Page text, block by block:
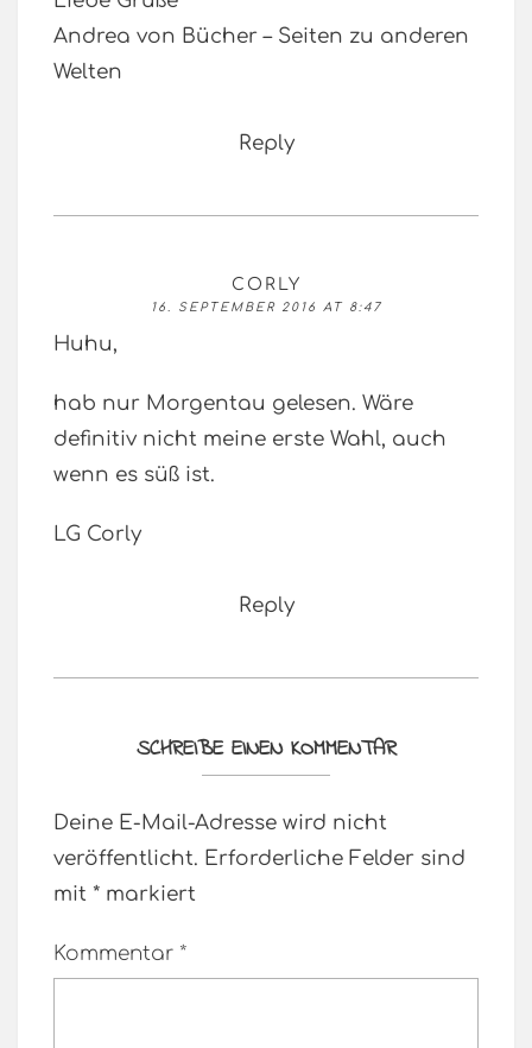
Andrea von Bücher – Seiten zu anderen
Welten
Reply
CORLY
16. SEPTEMBER 2016 AT 8:47
Huhu,
hab nur Morgentau gelesen. Wäre
definitiv nicht meine erste Wahl, auch
wenn es süß ist.
LG Corly
Reply
SCHREIBE EINEN KOMMENTAR
Deine E-Mail-Adresse wird nicht
veröffentlicht. Erforderliche Felder sind
mit * markiert
Kommentar *